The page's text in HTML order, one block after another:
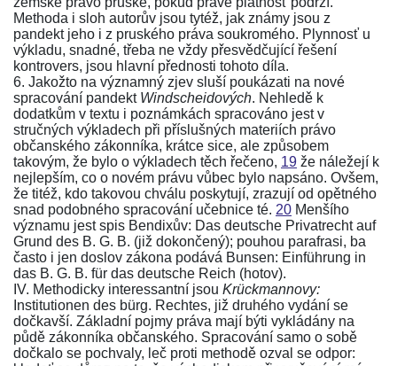
Methoda i sloh autorův jsou tytéž, jak známy jsou z
pandekt jeho i z pruského práva soukromého. Plynnosť u
výkladu, snadné, třeba ne vždy přesvědčující řešení
kontrovers, jsou hlavní přednosti tohoto díla.
6. Jakožto na významný zjev sluší poukázati na nové
spracování pandekt Windscheidových. Nehledě k
dodatkům v textu i poznámkách spracováno jest v
stručných výkladech při příslušných materiích právo
občanského zákonníka, krátce sice, ale způsobem
takovým, že bylo o výkladech těch řečeno, 19 že náležejí k
nejlepším, co o novém právu vůbec bylo napsáno. Ovšem,
že titéž, kdo takovou chválu poskytují, zrazují od opětného
snad podobného spracování učebnice té. 20 Menšího
významu jest spis Bendixův: Das deutsche Privatrecht auf
Grund des B. G. B. (již dokončený); pouhou parafrasi, ba
často i jen doslov zákona podává Bunsen: Einführung in
das B. G. B. für das deutsche Reich (hotov).
IV. Methodicky interessantní jsou Krückmannovy:
Institutionen des bürg. Rechtes, již druhého vydání se
dočkavší. Základní pojmy práva mají býti vykládány na
půdě zákonníka občanského. Spracování samo o sobě
dočkalo se pochvaly, leč proti methodě ozval se odpor: